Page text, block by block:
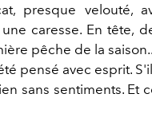
presque velouté,
caresse. En tête,
pêche de la
pensé avec esprit.
sans sentiments. Et